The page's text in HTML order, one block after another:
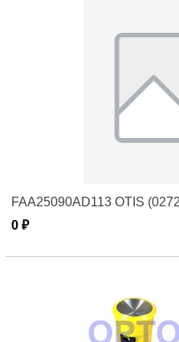
FAA25090AD113 OTIS
0 ₽